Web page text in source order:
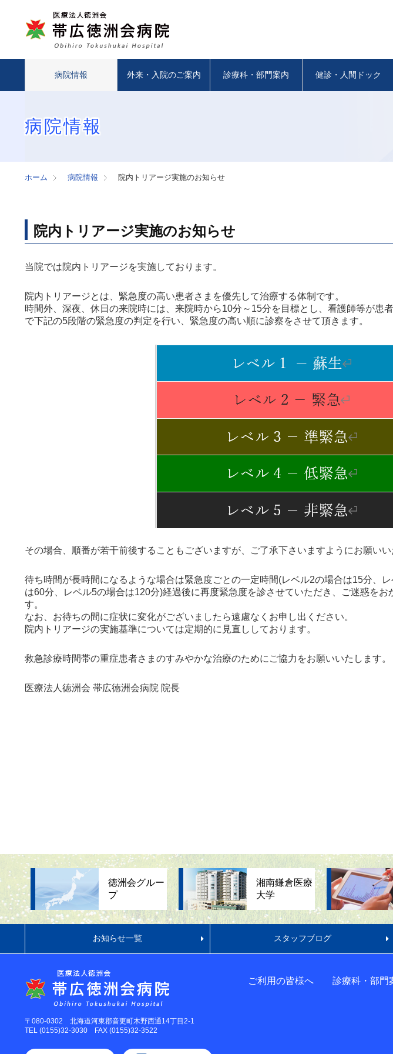
病院情報 外来・入院のご案内 診療科・部門案内 健診・人間ドック
病院情報
ホーム 病院情報 院内トリアージ実施のお知らせ
院内トリアージ実施のお知らせ
当院では院内トリアージを実施しております。
院内トリアージとは、緊急度の高い患者さまを優先して治療する体制です。
時間外、深夜、休日の来院時には、来院時から10分～15分を目標とし、看護師等が患
で下記の5段階の緊急度の判定を行い、緊急度の高い順に診察をさせて頂きます。
その場合、順番が若干前後することもございますが、ご了承下さいますようにお願いい
待ち時間が長時間になるような場合は緊急度ごとの一定時間(レベル2の場合は15分、
は60分、レベル5の場合は120分)経過後に再度緊急度を診させていただき、ご迷惑をお
す。
なお、お待ちの間に症状に変化がございましたら遠慮なくお申し出ください。
院内トリアージの実施基準については定期的に見直ししております。
救急診療時間帯の重症患者さまのすみやかな治療のためにご協力をお願いいたします。
医療法人徳洲会 帯広徳洲会病院 院長
徳洲会グルー
プ
湘南鎌倉医療
大学
お知らせ一覧 スタッフブログ
〒080-0302 北海道河東郡音更町木野西通14丁目2-1
TEL (0155)32-3030
FAX (0155)32-3522
ご利用の皆様へ 診療科・部門